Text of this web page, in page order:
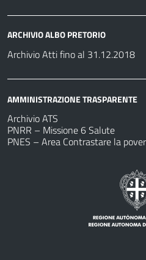
ARCHIVIO ALBO PRETORIO
Archivio Atti fino al 31.12.2018
AMMINISTRAZIONE TRASPARENTE
Archivio ATS
PNRR – Missione 6 Salute
PNES – Area Contrastare la